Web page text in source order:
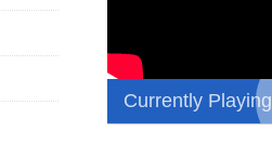
Currently Playing